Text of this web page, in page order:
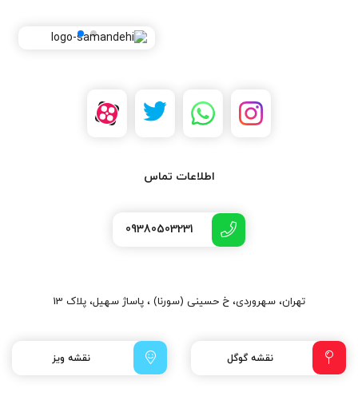
اطلاعات تماس
09380503231
تهران، سهروردی، خ حسینی (سورنا) ، پاساژ سهیل، پلاک 13
نقشه گوگل نقشه ویز